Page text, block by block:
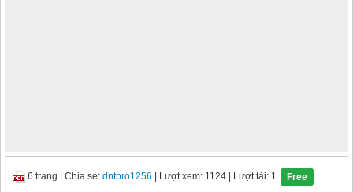
6 trang Chia sẻ: dntpro1256 | Lượt xem: 1124 | Lượt tải: 1 Free